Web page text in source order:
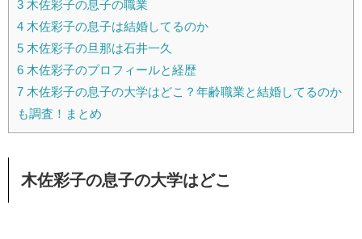
3 木佐彩子の息子の職業
4 木佐彩子の息子は結婚してるのか
5 木佐彩子の旦那は石井一久
6 木佐彩子のプロフィールと経歴
7 木佐彩子の息子の大学はどこ？年齢職業と結婚してるのか
も調査！まとめ
木佐彩子の息子の大学はどこ